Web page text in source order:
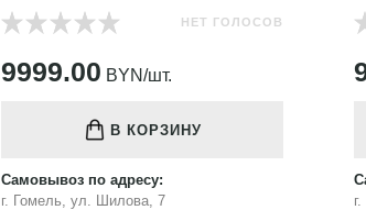
НЕТ ГОЛОСОВ
9999.00 BYN/шт.
В КОРЗИНУ
Самовывоз по адресу:
г. Гомель, ул. Шилова, 7